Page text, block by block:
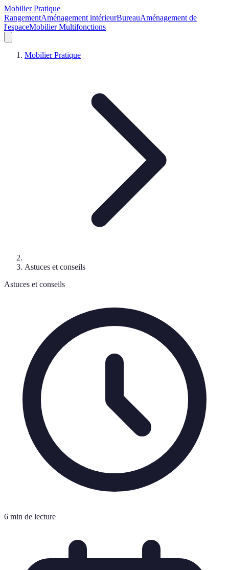
Mobilier Pratique
RangementAménagement intérieurBureauAménagement de
l'espaceMobilier Multifonctions
Mobilier Pratique
Astuces et conseils
Astuces et conseils
6 min de lecture